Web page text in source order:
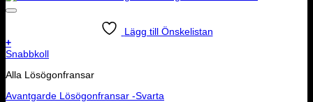
Lägg till Önskelistan
+
Snabbkoll
Alla Lösögonfransar
Avantgarde Lösögonfransar -Svarta